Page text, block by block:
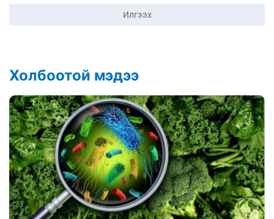
Илгээх
Холбоотой мэдээ